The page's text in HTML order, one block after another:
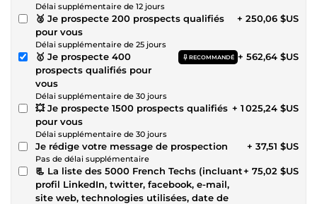
Délai supplémentaire de 12 jours
🥈 Je prospecte 200 prospects qualifiés
pour vous
Délai supplémentaire de 25 jours
+ 250,06 $US
🥇 Je prospecte 400
prospects qualifiés pour
vous
RECOMMANDÉ
Délai supplémentaire de 30 jours
+ 562,64 $US
💥 Je prospecte 1500 prospects qualifiés
pour vous
Délai supplémentaire de 30 jours
+ 1 025,24 $US
Je rédige votre message de prospection
Pas de délai supplémentaire
+ 37,51 $US
📃 La liste des 5000 French Techs (incluant
profil LinkedIn, twitter, facebook, e-mail,
site web, technologies utilisées, date de
+ 75,02 $US